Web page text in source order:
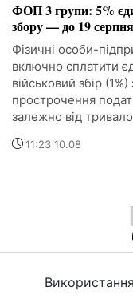
ФОП 3 групи: 5%
збору — до 19
Фізичні особи-
включно сплатити
військовий збір
прострочення
залежно від
11:23 10.08